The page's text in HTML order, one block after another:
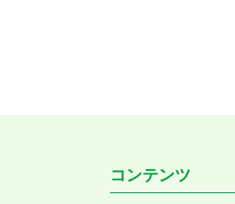
コンテンツ